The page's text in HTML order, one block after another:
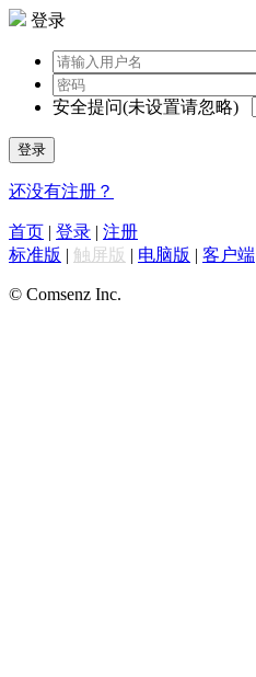
登录
安全提问(未设置请忽略)
登录
还没有注册？
首页 | 登录 | 注册
标准版 | 触屏版 | 电脑版 | 客户端
© Comsenz Inc.